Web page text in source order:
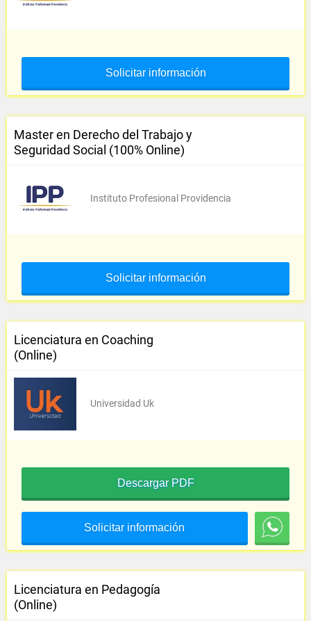
Solicitar información
Master en Derecho del Trabajo y
Seguridad Social (100% Online)
Instituto Profesional Providencia
Solicitar información
Licenciatura en Coaching
(Online)
Universidad Uk
Descargar PDF
Solicitar información
Licenciatura en Pedagogía
(Online)